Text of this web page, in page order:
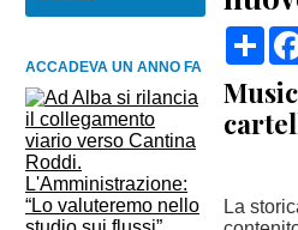
ACCADEVA UN ANNO FA
La